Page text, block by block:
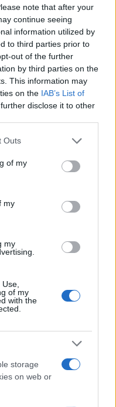
note that after your
continue seeing
information utilized by
to third parties prior to
out of the further
by third parties on the
This information may
on the IAB’s List of
disclose it to other
one or more Google
You may click to
its third-party tags to
in below Google
Outs
of my
my
my
of my
with the
storage
on web or
il programma
l’estate 2026: stile e